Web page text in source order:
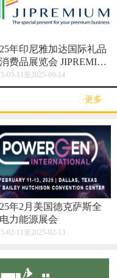
年印尼雅加达国际礼品
费品展览会 JIPREMIU
09-11至2025-09-14
·更多·
年2月美国德克萨斯全
力能源展会
02-11至2025-02-13